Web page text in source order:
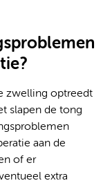
zwelling optreedt
slapen de tong
aan de
of er
extra